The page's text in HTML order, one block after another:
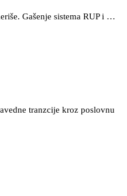
Gašenje sistema RUP i …
tranzcije kroz poslovnu